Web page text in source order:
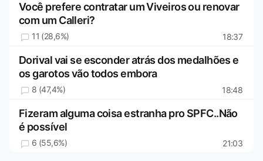
Você prefere contratar um Viveiros ou renovar
com um Calleri?
11 (28,6%) 18:37
Dorival vai se esconder atrás dos medalhões e
os garotos vão todos embora
8 (47,4%) 18:48
Fizeram alguma coisa estranha pro SPFC..Não
é possível
6 (55,6%) 21:03